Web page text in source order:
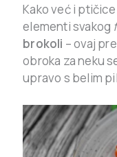
Kako već i
elementi svakog
brokoli – ovaj
obroka za neku
upravo s belim